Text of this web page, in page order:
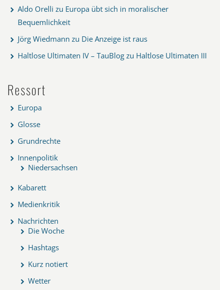
Aldo Orelli zu Europa übt sich in moralischer
Bequemlichkeit
Jörg Wiedmann zu Die Anzeige ist raus
Haltlose Ultimaten IV – TauBlog zu Haltlose Ultimaten III
Ressort
Europa
Glosse
Grundrechte
Innenpolitik
Niedersachsen
Kabarett
Medienkritik
Nachrichten
Die Woche
Hashtags
Kurz notiert
Wetter